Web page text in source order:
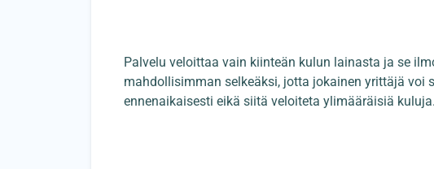
Palvelu veloittaa vain kiinteän kulun lainasta ja se
mahdollisimman selkeäksi, jotta jokainen yrittäjä
ennenaikaisesti eikä siitä veloiteta ylimääräisiä kuluja.